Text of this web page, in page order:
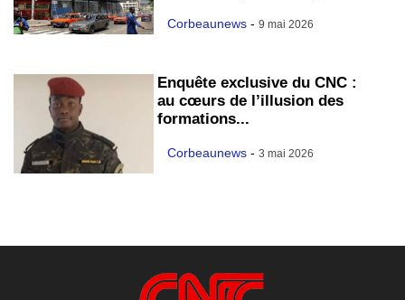
Corbeaunews - 9 mai 2026
Enquête exclusive du CNC :
au cœurs de l’illusion des
formations...
Corbeaunews - 3 mai 2026